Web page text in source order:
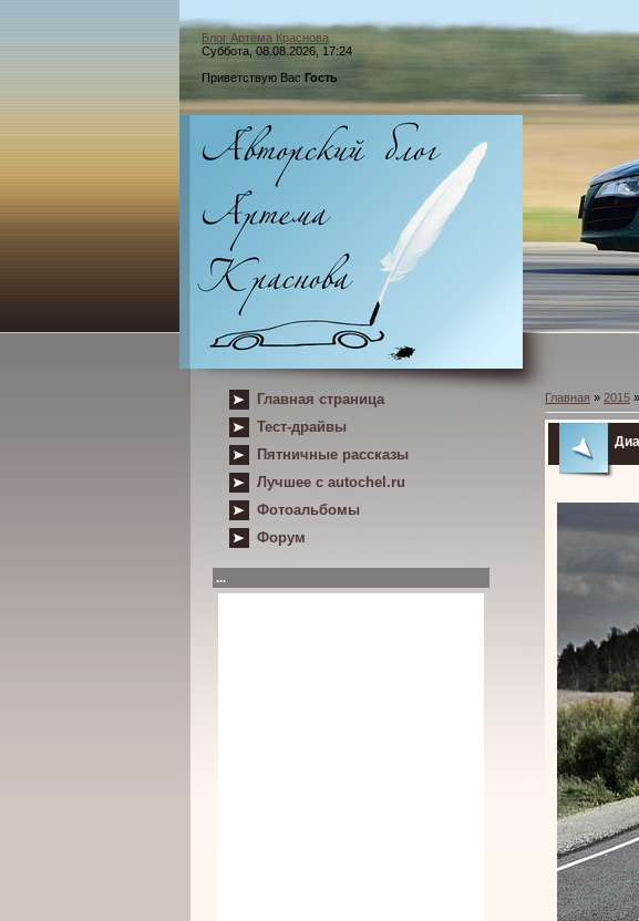
Блог Артёма Краснова
Суббота, 08.08.2026, 17:24
Приветствую Вас Гость
Главная страница
Тест-драйвы
Пятничные рассказы
Лучшее с autochel.ru
Фотоальбомы
Форум
...
Главная » 2015 »